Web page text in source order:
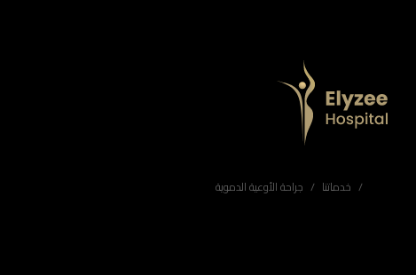
خدماتنا جراحة الأوعية الدموية